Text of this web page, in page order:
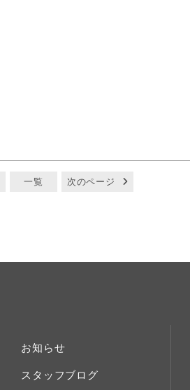
一覧 次のページ
お知らせ
スタッフブログ